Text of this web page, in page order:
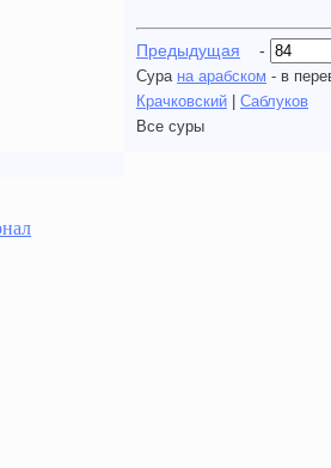
Предыдущая -
Сура на арабском - в
Крачковский
Саблуков
Все суры